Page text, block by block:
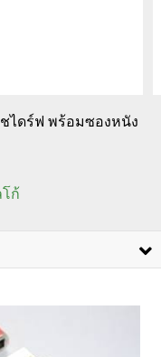
ชไดร์ฟ พร้อมซองหนัง
ก้